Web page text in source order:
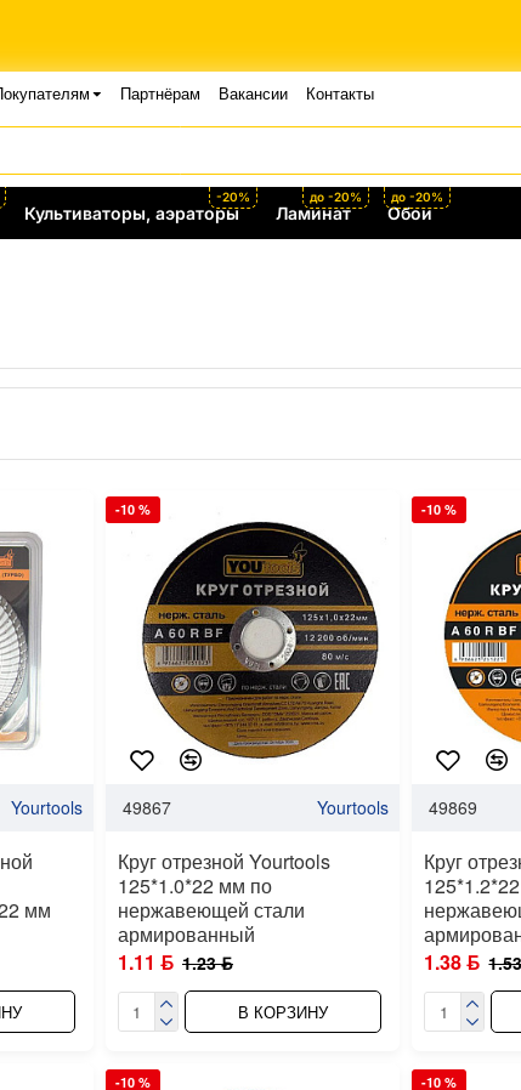
Партнёрам Вакансии Контакты
Культиваторы, аэраторы
-20%
Ламинат
до -20%
Обои
до -20%
Yourtools
мм
-10 %
49867 Yourtools
Круг отрезной Yourtools
125*1.0*22 мм по
нержавеющей стали
армированный
1.11 ƃ 1.23 ƃ
В КОРЗИНУ
-10 %
49869
Круг
1.38 ƃ
-10 % -10 %